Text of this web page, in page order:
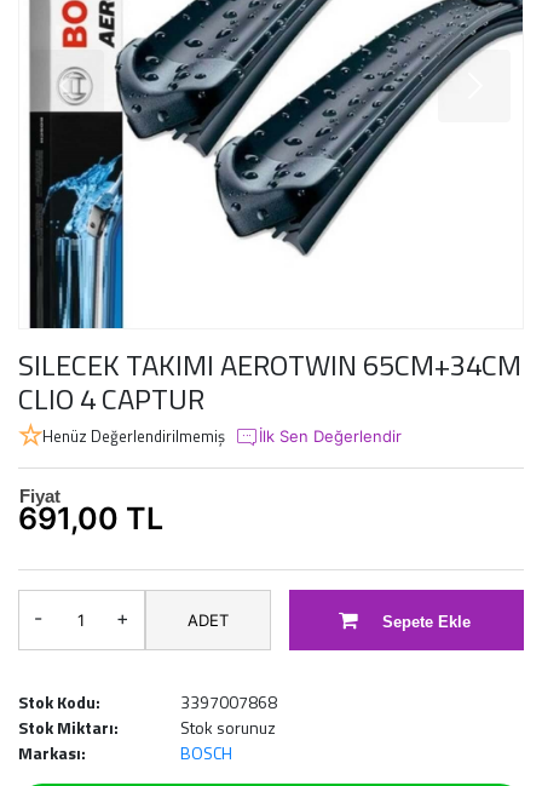
SILECEK TAKIMI AEROTWIN 65CM+34CM
CLIO 4 CAPTUR
Henüz Değerlendirilmemiş İlk Sen Değerlendir
Fiyat
691,00 TL
- + ADET Sepete Ekle
Stok Kodu:
3397007868
Stok Miktarı:
Stok sorunuz
Markası:
BOSCH